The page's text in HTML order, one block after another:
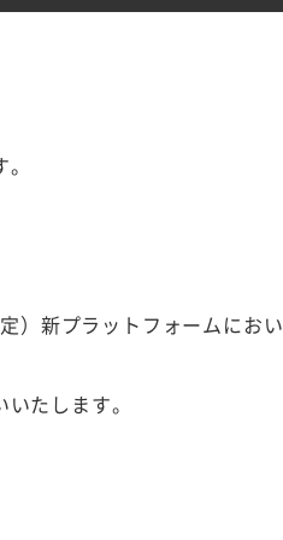
さい。
4
）新プラットフォームにおい
たします。